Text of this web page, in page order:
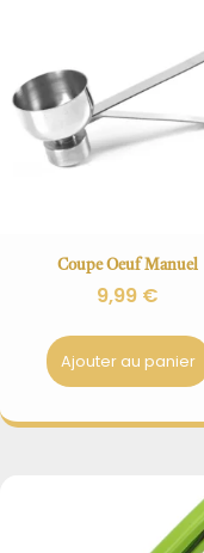
Coupe Oeuf Manuel
9,99 €
Ajouter au panier